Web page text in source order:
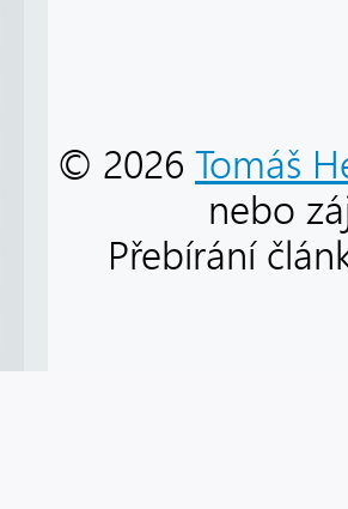
© 2026 Tomáš
nebo
Přebírání